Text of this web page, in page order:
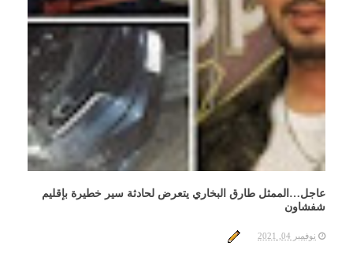
عاجل…الممثل طارق البخاري يتعرض لحادثة سير خطيرة بإقليم
شفشاون
نوفمبر 04, 2021